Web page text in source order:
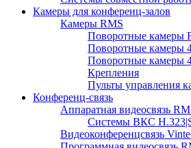
Камеры для конференц-залов
Камеры RMS
Поворотные камеры
Поворотные камеры
Поворотные камеры
Крепления
Пульты управления
Конференц-связь
Аппаратная видеосвязь
Системы ВКС
Видеоконференцсвязь